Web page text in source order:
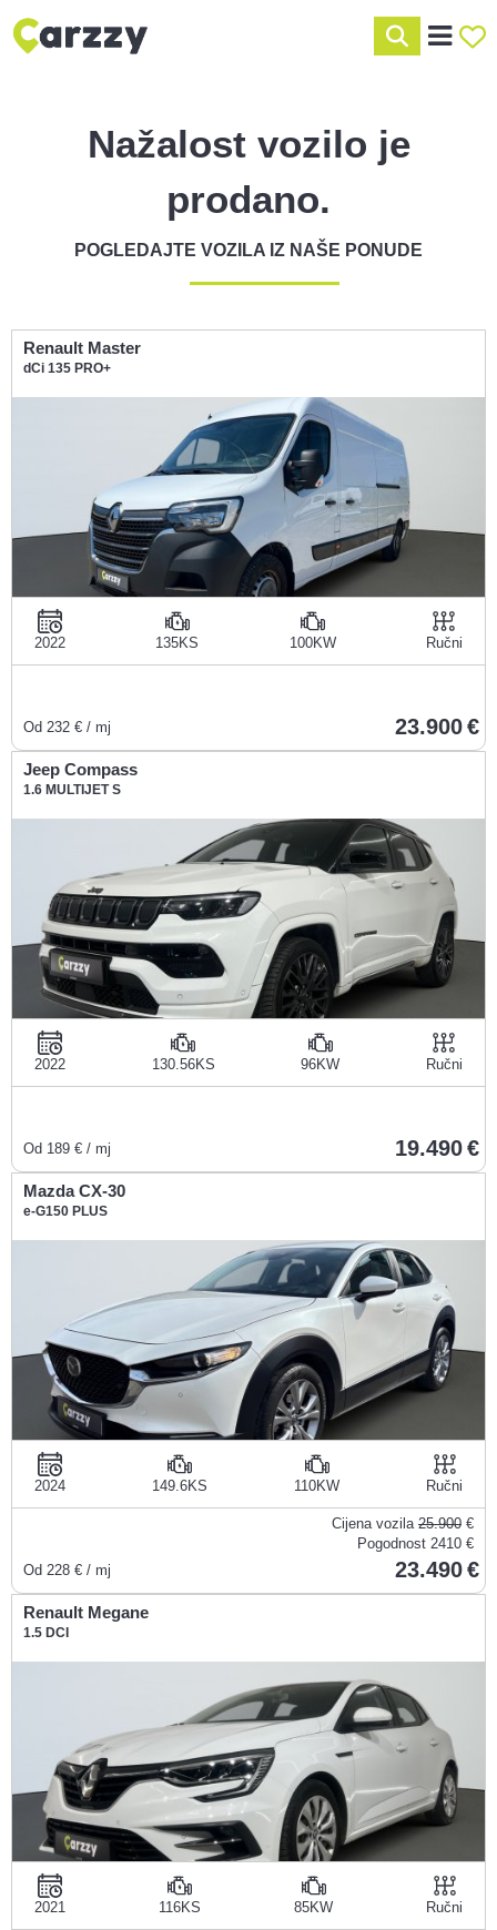
Nažalost vozilo je
prodano.
POGLEDAJTE VOZILA IZ NAŠE PONUDE
Renault Master
dCi 135 PRO+
2022 135KS 100KW Ručni
Od 232 € / mj 23.900
Jeep Compass
1.6 MULTIJET S
2022 130.56KS 96KW Ručni
Od 189 € / mj 19.490
Mazda CX-30
e-G150 PLUS
2024 149.6KS 110KW Ručni
Cijena vozila 25.900 €
Pogodnost 2410 €
Od 228 € / mj 23.490
Renault Megane
1.5 DCI
2021 116KS 85KW Ručni